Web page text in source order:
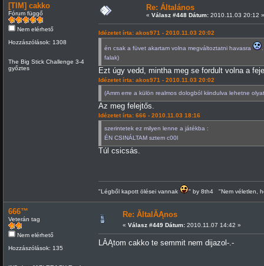
[TIM] cakko
Fórum függő
Nem elérhető
Hozzászólások: 1308
The Big Stick Challenge 3-4
győztes
Re: Általános
« Válasz #448 Dátum:2010.11.03 20:12 »
Idézetet írta: akos971 - 2010.11.03 20:02
én csak a füvet akartam volna megváltoztatni havasra
falak)
Ezt úgy vedd, mintha meg se fordult volna a
Idézetet írta: akos971 - 2010.11.03 20:02
(Amm erre a külön realmos dologból kiindulva lehetne
Az meg felejtős.
Idézetet írta: 666 - 2010.11.03 18:16
szerintetek ez milyen lenne a játékba :
ÉN CSINÁLTAM sztem c00l
Túl csicsás.
"Légből kapott ölései vannak " by 8th4 "Nem véletlen,
666™
Veterán tag
Nem elérhető
Hozzászólások: 135
Re: ĂltalĂĄnos
« Válasz #449 Dátum:2010.11.07 14:42 »
LĂĄtom cakko te semmit nem dijazol-.-